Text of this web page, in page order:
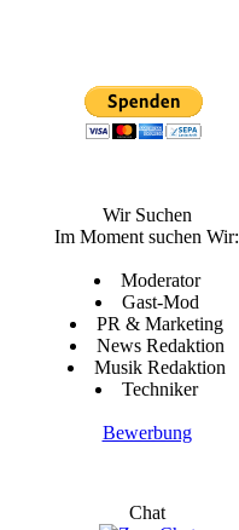
Wir Suchen
Im Moment suchen Wir:
Moderator
Gast-Mod
PR & Marketing
News Redaktion
Musik Redaktion
Techniker
Bewerbung
Chat